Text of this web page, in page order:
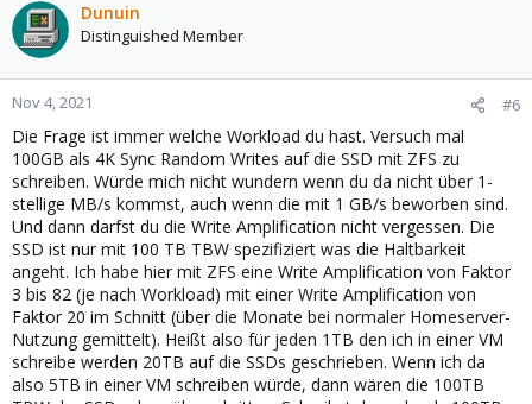
Dunuin
Distinguished Member
Nov 4, 2021 #6
Die Frage ist immer welche Workload du hast. Versuch mal
100GB als 4K Sync Random Writes auf die SSD mit ZFS zu
schreiben. Würde mich nicht wundern wenn du da nicht über 1-
stellige MB/s kommst, auch wenn die mit 1 GB/s beworben sind.
Und dann darfst du die Write Amplification nicht vergessen. Die
SSD ist nur mit 100 TB TBW spezifiziert was die Haltbarkeit
angeht. Ich habe hier mit ZFS eine Write Amplification von Faktor
3 bis 82 (je nach Workload) mit einer Write Amplification von
Faktor 20 im Schnitt (über die Monate bei normaler Homeserver-
Nutzung gemittelt). Heißt also für jeden 1TB den ich in einer VM
schreibe werden 20TB auf die SSDs geschrieben. Wenn ich da
also 5TB in einer VM schreiben würde, dann wären die 100TB